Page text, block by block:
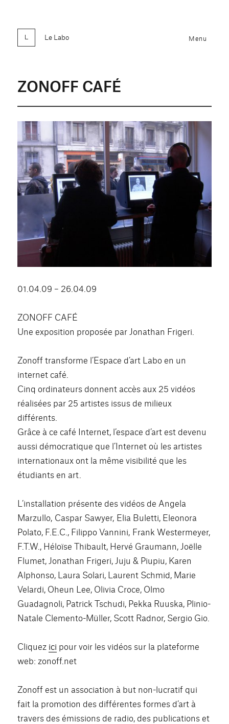
Le Labo Menu
ZONOFF CAFÉ
01.04.09 – 26.04.09
ZONOFF CAFÉ
Une exposition proposée par Jonathan Frigeri.
Zonoff transforme l’Espace d’art Labo en un
internet café.
Cinq ordinateurs donnent accès aux 25 vidéos
réalisées par 25 artistes issus de milieux
différents.
Grâce à ce café Internet, l’espace d’art est devenu
aussi démocratique que l’Internet où les artistes
internationaux ont la même visibilité que les
étudiants en art.
L’installation présente des vidéos de Angela
Marzullo, Caspar Sawyer, Elia Buletti, Eleonora
Polato, F.E.C., Filippo Vannini, Frank Westermeyer,
F.T.W., Héloïse Thibault, Hervé Graumann, Joëlle
Flumet, Jonathan Frigeri, Juju & Piupiu, Karen
Alphonso, Laura Solari, Laurent Schmid, Marie
Velardi, Oheun Lee, Olivia Croce, Olmo
Guadagnoli, Patrick Tschudi, Pekka Ruuska, Plinio-
Natale Clemento-Müller, Scott Radnor, Sergio Gio.
Cliquez ici pour voir les vidéos sur la plateforme
web: zonoff.net
Zonoff est un association à but non-lucratif qui
fait la promotion des différentes formes d’art à
travers des émissions de radio, des publications et